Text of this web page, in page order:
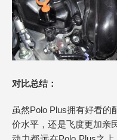
对比总结：
虽然Polo Plus拥有好看的
价水平，还是飞度更加亲